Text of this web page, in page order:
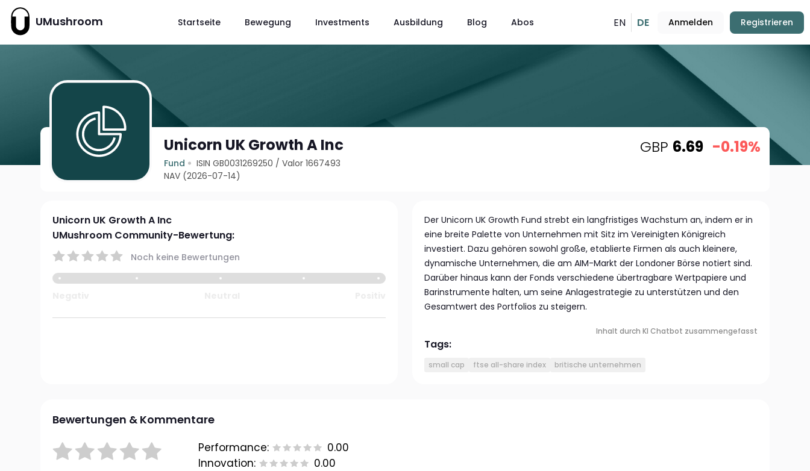
UMushroom Startseite Bewegung Investments Ausbildung Blog Abos EN DE Anmelden Registrieren
Unicorn UK Growth A Inc
Fund ISIN GB0031269250 /Valor 1667493
NAV (2026-07-14)
GBP 6.69 -0.19%
Unicorn UK Growth A Inc
UMushroom Community-Bewertung:
Noch keine Bewertungen
Der Unicorn UK Growth Fund strebt ein langfristiges Wachstum an, indem er in
eine breite Palette von Unternehmen mit Sitz im Vereinigten Königreich
investiert. Dazu gehören sowohl große, etablierte Firmen als auch kleinere,
dynamische Unternehmen, die am AIM-Markt der Londoner Börse notiert sind.
Darüber hinaus kann der Fonds verschiedene übertragbare Wertpapiere und
Barinstrumente halten, um seine Anlagestrategie zu unterstützen und den
Gesamtwert des Portfolios zu steigern.
Inhalt durch KI Chatbot zusammengefasst
Tags:
small cap ftse all-share index britische unternehmen
Bewertungen & Kommentare
Performance:
0.00
Innovation:
0.00